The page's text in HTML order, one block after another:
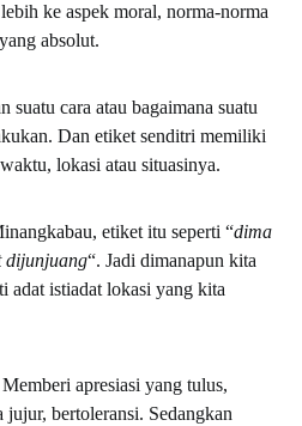
ke aspek moral, norma-norma
absolut.
suatu cara atau bagaimana suatu
Dan etiket senditri memiliki
lokasi atau situasinya.
etiket itu seperti “dima
dijunjuang“. Jadi dimanapun kita
adat istiadat lokasi yang kita
apresiasi yang tulus,
bertoleransi. Sedangkan